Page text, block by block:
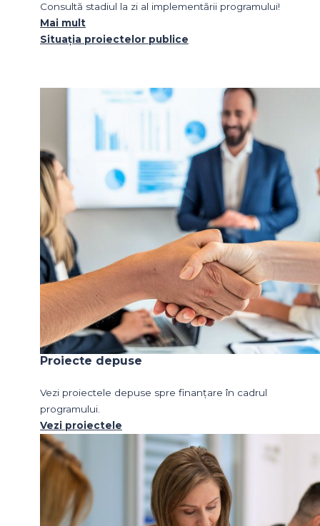
Consultă stadiul la zi al implementării programului!
Mai mult
Situația proiectelor publice
Proiecte depuse
Vezi proiectele depuse spre finanțare în cadrul
programului.
Vezi proiectele